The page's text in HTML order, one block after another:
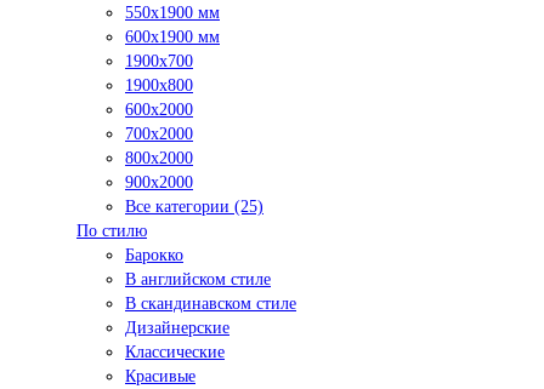
550x1900 мм
600x1900 мм
1900х700
1900х800
600x2000
700x2000
800x2000
900x2000
Все категории (25)
По стилю
Барокко
В английском стиле
В скандинавском стиле
Дизайнерские
Классические
Красивые